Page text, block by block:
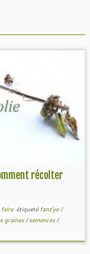
récolter
faire étiquetéfanz'yo/
graines/semences/